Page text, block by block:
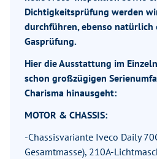
Dichtigkeitsprüfung werden
durchführen, ebenso natürlich
Gasprüfung.
Hier die Ausstattung im
schon großzügigen
Charisma hinausgeht:
MOTOR & CHASSIS:
-Chassisvariante Iveco Daily
Gesamtmasse), 210A-